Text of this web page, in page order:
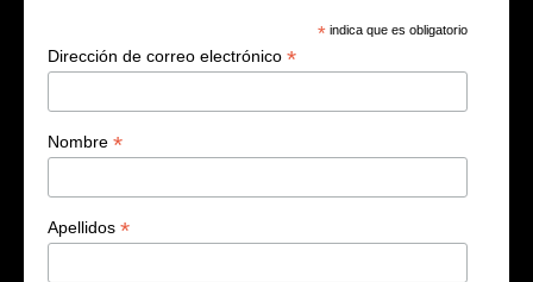
* indica que es obligatorio
Dirección de correo electrónico *
Nombre *
Apellidos *